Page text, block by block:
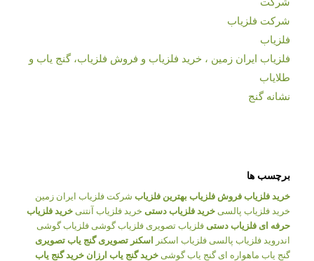
شرکت
شرکت فلزیاب
فلزیاب
فلزیاب ایران زمین ، خرید فلزیاب و فروش فلزیاب، گنج یاب و
طلایاب
نشانه گنج
برچسب ها
خرید فلزیاب فروش فلزیاب بهترین فلزیاب شرکت فلزیاب ایران زمین
خرید فلزیاب پالسی خرید فلزیاب دستی خرید فلزیاب آنتنی خرید فلزیاب
حرفه ای فلزیاب دستی فلزیاب تصویری فلزیاب گوشی فلزیاب گوشی
اندروید فلزیاب پالسی فلزیاب اسکنر اسکنر تصویری گنج یاب تصویری
گنج یاب ماهواره ای گنج یاب گوشی خرید گنج یاب ارزان خرید گنج یاب